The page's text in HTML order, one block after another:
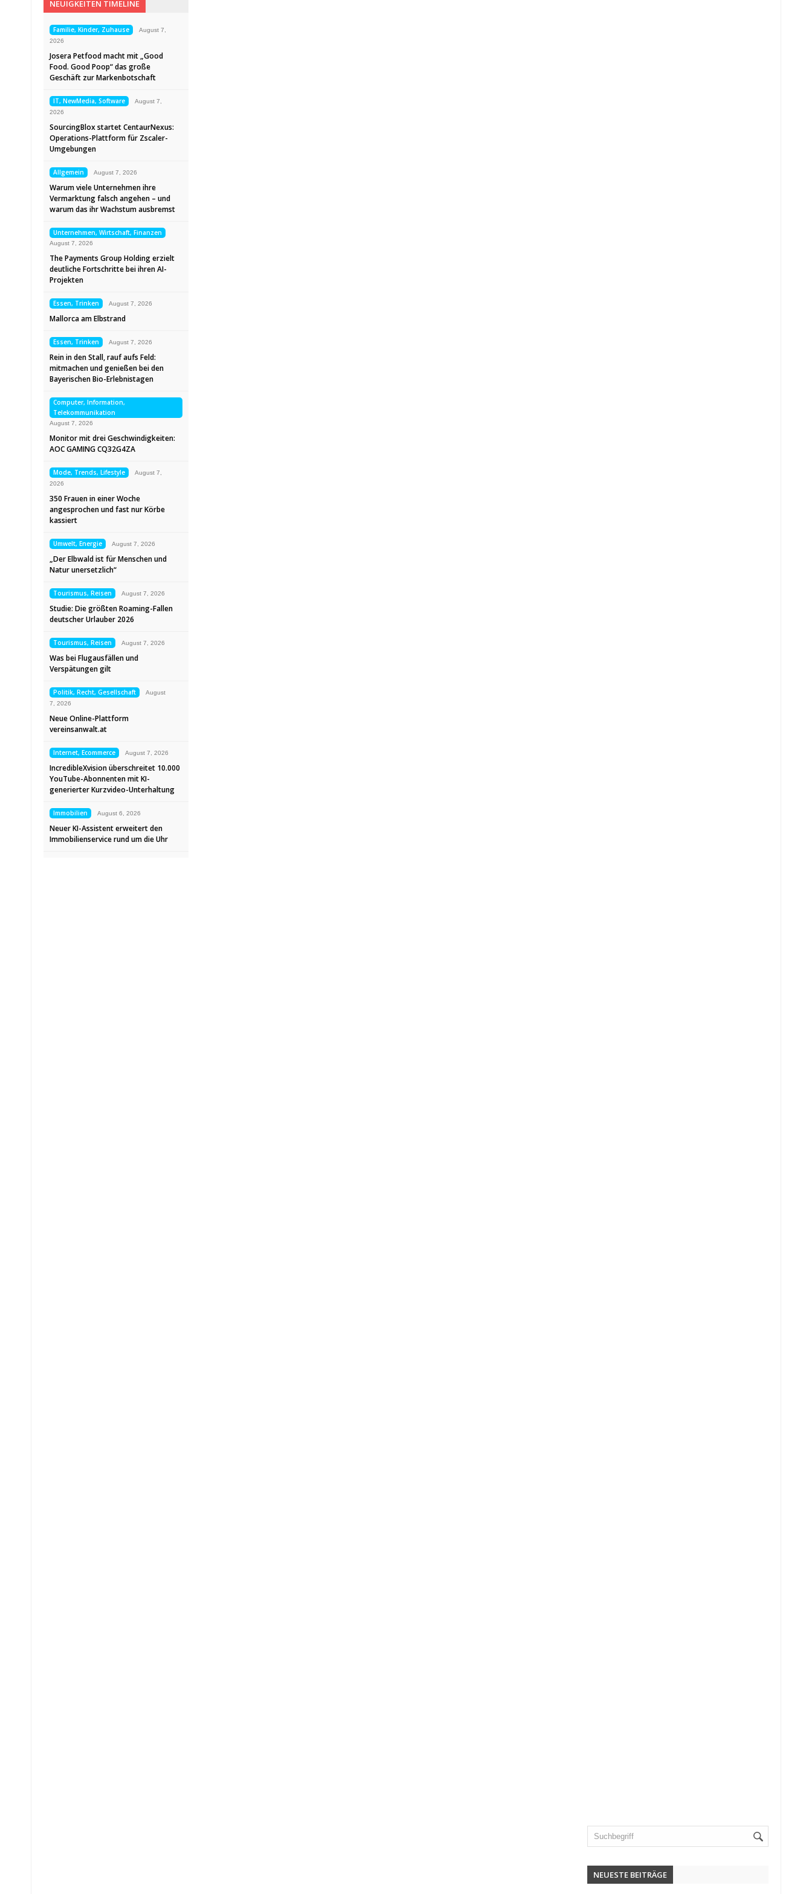
NEUIGKEITEN TIMELINE
Familie, Kinder, Zuhause
August 7,
2026
Josera Petfood macht mit „Good
Food. Good Poop“ das große
Geschäft zur Markenbotschaft
IT, NewMedia, Software
August 7,
2026
SourcingBlox startet CentaurNexus:
Operations-Plattform für Zscaler-
Umgebungen
Allgemein August 7, 2026
Warum viele Unternehmen ihre
Vermarktung falsch angehen – und
warum das ihr Wachstum ausbremst
Unternehmen, Wirtschaft, Finanzen
August 7, 2026
The Payments Group Holding erzielt
deutliche Fortschritte bei ihren AI-
Projekten
Essen, Trinken August 7, 2026
Mallorca am Elbstrand
Essen, Trinken August 7, 2026
Rein in den Stall, rauf aufs Feld:
mitmachen und genießen bei den
Bayerischen Bio-Erlebnistagen
Computer, Information,
Telekommunikation
August 7, 2026
Monitor mit drei Geschwindigkeiten:
AOC GAMING CQ32G4ZA
Mode, Trends, Lifestyle
August 7,
2026
350 Frauen in einer Woche
angesprochen und fast nur Körbe
kassiert
Umwelt, Energie August 7, 2026
„Der Elbwald ist für Menschen und
Natur unersetzlich“
Tourismus, Reisen August 7, 2026
Studie: Die größten Roaming-Fallen
deutscher Urlauber 2026
Tourismus, Reisen August 7, 2026
Was bei Flugausfällen und
Verspätungen gilt
Politik, Recht, Gesellschaft
August
7, 2026
Neue Online-Plattform
vereinsanwalt.at
Internet, Ecommerce August 7, 2026
IncredibleXvision überschreitet 10.000
YouTube-Abonnenten mit KI-
generierter Kurzvideo-Unterhaltung
Immobilien August 6, 2026
Neuer KI-Assistent erweitert den
Immobilienservice rund um die Uhr
NEUESTE BEITRÄGE